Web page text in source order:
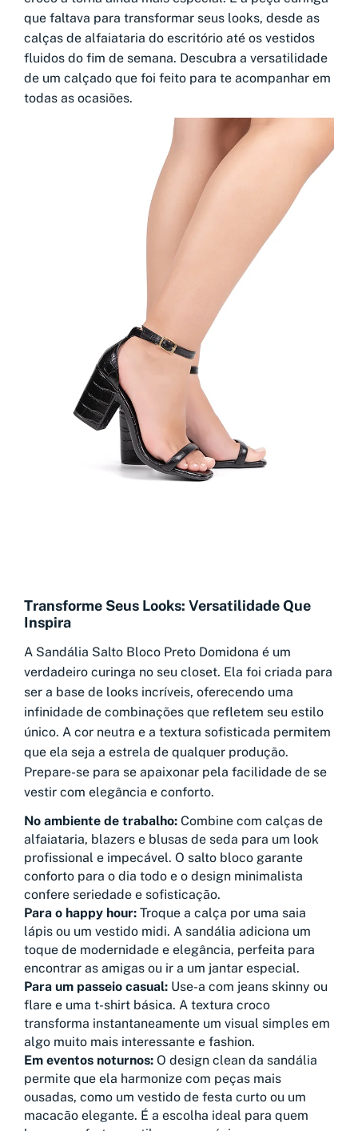
que faltava para transformar seus looks, desde as
calças de alfaiataria do escritório até os vestidos
fluidos do fim de semana. Descubra a versatilidade
de um calçado que foi feito para te acompanhar em
todas as ocasiões.
Transforme Seus Looks: Versatilidade Que
Inspira
A Sandália Salto Bloco Preto Domidona é um
verdadeiro curinga no seu closet. Ela foi criada para
ser a base de looks incríveis, oferecendo uma
infinidade de combinações que refletem seu estilo
único. A cor neutra e a textura sofisticada permitem
que ela seja a estrela de qualquer produção.
Prepare-se para se apaixonar pela facilidade de se
vestir com elegância e conforto.
No ambiente de trabalho: Combine com calças de
alfaiataria, blazers e blusas de seda para um look
profissional e impecável. O salto bloco garante
conforto para o dia todo e o design minimalista
confere seriedade e sofisticação.
Para o happy hour: Troque a calça por uma saia
lápis ou um vestido midi. A sandália adiciona um
toque de modernidade e elegância, perfeita para
encontrar as amigas ou ir a um jantar especial.
Para um passeio casual: Use-a com jeans skinny ou
flare e uma t-shirt básica. A textura croco
transforma instantaneamente um visual simples em
algo muito mais interessante e fashion.
Em eventos noturnos: O design clean da sandália
permite que ela harmonize com peças mais
ousadas, como um vestido de festa curto ou um
macacão elegante. É a escolha ideal para quem